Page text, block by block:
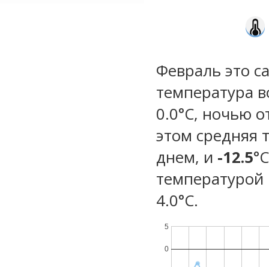
Февраль это
температура
0.0°C, ночью
этом средняя
днем, и -12.5
температурой
4.0°С.
0
5